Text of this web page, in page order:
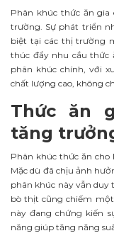
Phân khúc thức ăn
trường. Sự phát triển
biệt tại các thị trường
thúc đẩy nhu cầu thức
phân khúc chính, với
chất lượng cao, không
Thức ăn
tăng
Phân khúc thức ăn
Mặc dù đã chịu ảnh
phân khúc này vẫn duy
bò thịt cũng chiếm
này đang chứng kiến
năng giúp tăng năng